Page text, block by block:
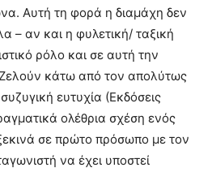
Αυτή τη φορά η διαμάχη δεν
αν και η φυλετική/ ταξική
ρόλο και σε αυτή την
κάτω από τον απολύτως
ευτυχία (Εκδόσεις
ολέθρια σχέση ενός
σε πρώτο πρόσωπο με τον
να έχει υποστεί